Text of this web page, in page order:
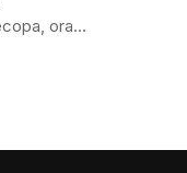
oraz